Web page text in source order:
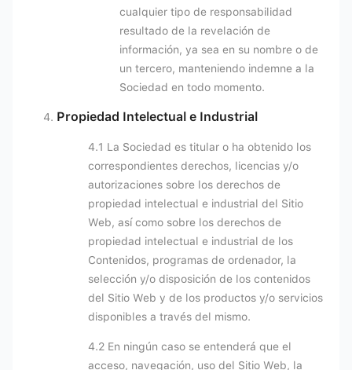
cualquier tipo de responsabilidad
resultado de la revelación de
información, ya sea en su nombre o de
un tercero, manteniendo indemne a la
Sociedad en todo momento.
Propiedad Intelectual e Industrial
4.1 La Sociedad es titular o ha obtenido los
correspondientes derechos, licencias y/o
autorizaciones sobre los derechos de
propiedad intelectual e industrial del Sitio
Web, así como sobre los derechos de
propiedad intelectual e industrial de los
Contenidos, programas de ordenador, la
selección y/o disposición de los contenidos
del Sitio Web y de los productos y/o servicios
disponibles a través del mismo.
4.2 En ningún caso se entenderá que el
acceso, navegación, uso del Sitio Web, la